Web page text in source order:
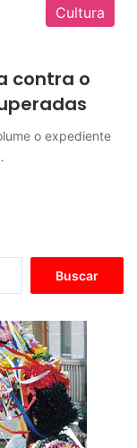
Cultura
contra o
o expediente
c
a
r
: